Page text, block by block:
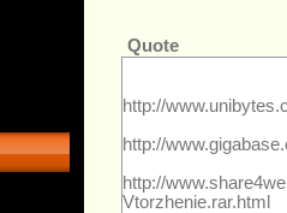
Quote
http://
http://
http://
Vtorzhenie.rar.html